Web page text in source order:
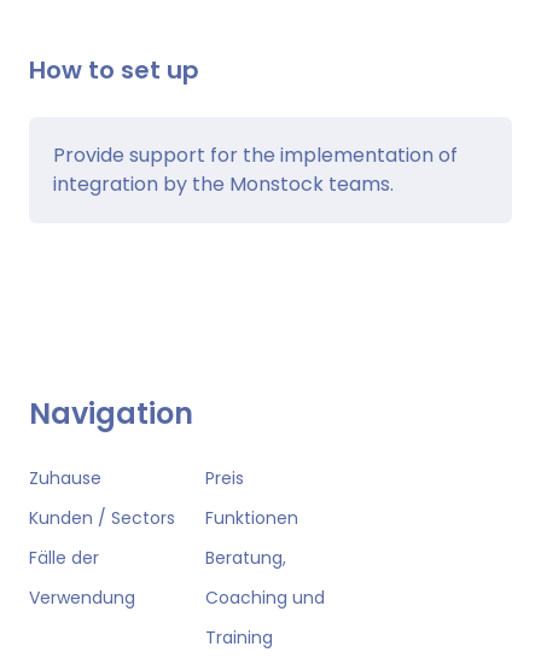
How to set up
Provide support for the implementation of
integration by the Monstock teams.
Navigation
Zuhause
Preis
Kunden / Sectors
Funktionen
Fälle der
Verwendung
Beratung,
Coaching und
Training